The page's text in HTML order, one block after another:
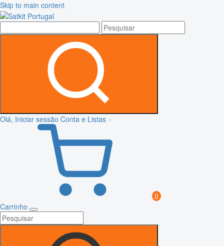
Skip to main content
Olá, Iniciar sessão Conta e Listas
0
Carrinho